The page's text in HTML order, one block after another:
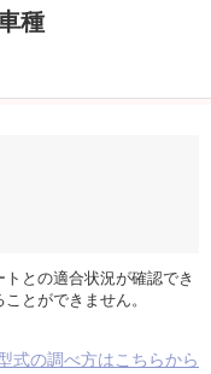
種
との適合状況が確認でき
とができません。
式の調べ方はこちらから